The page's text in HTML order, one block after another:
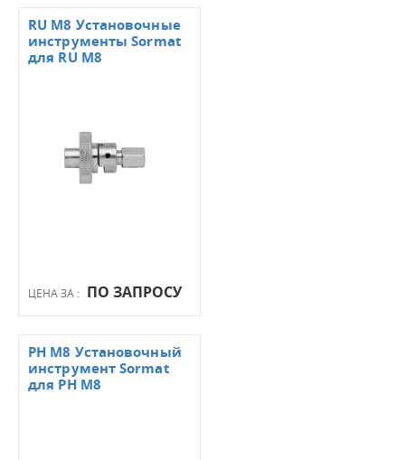
ЦЕНА ЗА : ПО ЗАПРОСУ
RU M8 Установочные
инструменты Sormat
для RU M8
PH M8 Установочный
инструмент Sormat
для PH M8